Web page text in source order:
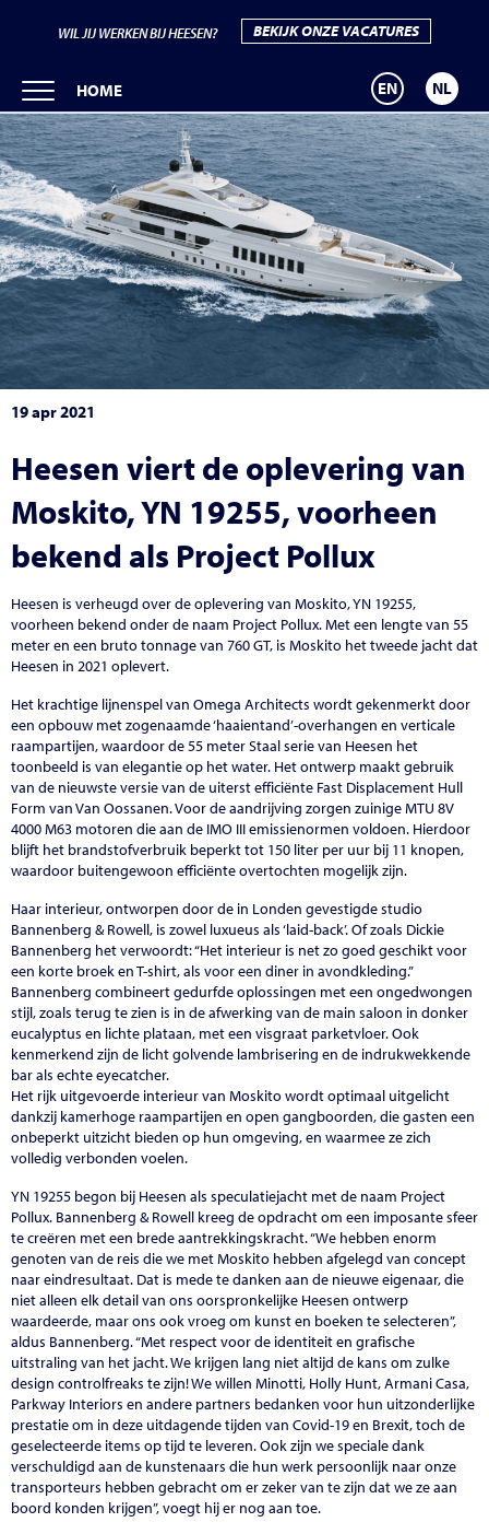
WIL JIJ WERKEN BIJ HEESEN? BEKIJK ONZE VACATURES
HOME EN NL
19 apr 2021
Heesen viert de oplevering van
Moskito, YN 19255, voorheen
bekend als Project Pollux
Heesen is verheugd over de oplevering van Moskito, YN 19255,
voorheen bekend onder de naam Project Pollux. Met een lengte van 55
meter en een bruto tonnage van 760 GT, is Moskito het tweede jacht dat
Heesen in 2021 oplevert.
Het krachtige lijnenspel van Omega Architects wordt gekenmerkt door
een opbouw met zogenaamde ‘haaientand’-overhangen en verticale
raampartijen, waardoor de 55 meter Staal serie van Heesen het
toonbeeld is van elegantie op het water. Het ontwerp maakt gebruik
van de nieuwste versie van de uiterst efficiënte Fast Displacement Hull
Form van Van Oossanen. Voor de aandrijving zorgen zuinige MTU 8V
4000 M63 motoren die aan de IMO III emissienormen voldoen. Hierdoor
blijft het brandstofverbruik beperkt tot 150 liter per uur bij 11 knopen,
waardoor buitengewoon efficiënte overtochten mogelijk zijn.
Haar interieur, ontworpen door de in Londen gevestigde studio
Bannenberg & Rowell, is zowel luxueus als ‘laid-back’. Of zoals Dickie
Bannenberg het verwoordt: “Het interieur is net zo goed geschikt voor
een korte broek en T-shirt, als voor een diner in avondkleding.”
Bannenberg combineert gedurfde oplossingen met een ongedwongen
stijl, zoals terug te zien is in de afwerking van de main saloon in donker
eucalyptus en lichte plataan, met een visgraat parketvloer. Ook
kenmerkend zijn de licht golvende lambrisering en de indrukwekkende
bar als echte eyecatcher.
Het rijk uitgevoerde interieur van Moskito wordt optimaal uitgelicht
dankzij kamerhoge raampartijen en open gangboorden, die gasten een
onbeperkt uitzicht bieden op hun omgeving, en waarmee ze zich
volledig verbonden voelen.
YN 19255 begon bij Heesen als speculatiejacht met de naam Project
Pollux. Bannenberg & Rowell kreeg de opdracht om een imposante sfeer
te creëren met een brede aantrekkingskracht. “We hebben enorm
genoten van de reis die we met Moskito hebben afgelegd van concept
naar eindresultaat. Dat is mede te danken aan de nieuwe eigenaar, die
niet alleen elk detail van ons oorspronkelijke Heesen ontwerp
waardeerde, maar ons ook vroeg om kunst en boeken te selecteren”,
aldus Bannenberg. “Met respect voor de identiteit en grafische
uitstraling van het jacht. We krijgen lang niet altijd de kans om zulke
design controlfreaks te zijn! We willen Minotti, Holly Hunt, Armani Casa,
Parkway Interiors en andere partners bedanken voor hun uitzonderlijke
prestatie om in deze uitdagende tijden van Covid-19 en Brexit, toch de
geselecteerde items op tijd te leveren. Ook zijn we speciale dank
verschuldigd aan de kunstenaars die hun werk persoonlijk naar onze
transporteurs hebben gebracht om er zeker van te zijn dat we ze aan
boord konden krijgen”, voegt hij er nog aan toe.